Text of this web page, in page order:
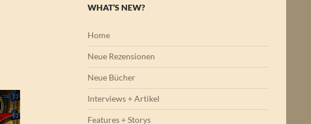
WHAT’S NEW?
Home
Neue Rezensionen
Neue Bücher
Interviews + Artikel
Features + Storys